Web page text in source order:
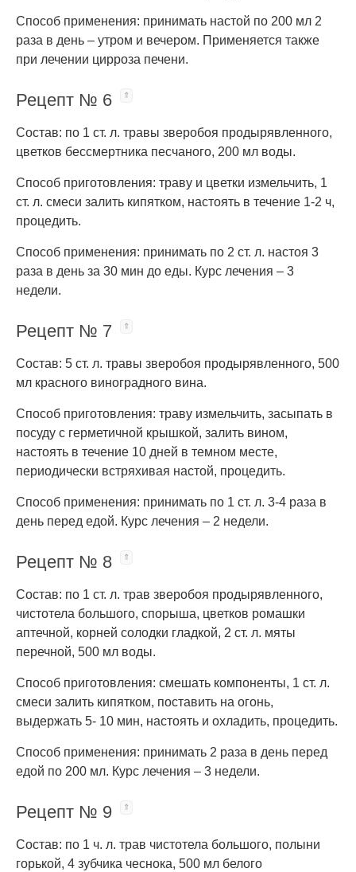
Способ применения: принимать настой по 200 мл 2
раза в день – утром и вечером. Применяется также
при лечении цирроза печени.
Рецепт № 6
Состав: по 1 ст. л. травы зверобоя продырявленного,
цветков бессмертника песчаного, 200 мл воды.
Способ приготовления: траву и цветки измельчить, 1
ст. л. смеси залить кипятком, настоять в течение 1-2 ч,
процедить.
Способ применения: принимать по 2 ст. л. настоя 3
раза в день за 30 мин до еды. Курс лечения – 3
недели.
Рецепт № 7
Состав: 5 ст. л. травы зверобоя продырявленного, 500
мл красного виноградного вина.
Способ приготовления: траву измельчить, засыпать в
посуду с герметичной крышкой, залить вином,
настоять в течение 10 дней в темном месте,
периодически встряхивая настой, процедить.
Способ применения: принимать по 1 ст. л. 3-4 раза в
день перед едой. Курс лечения – 2 недели.
Рецепт № 8
Состав: по 1 ст. л. трав зверобоя продырявленного,
чистотела большого, спорыша, цветков ромашки
аптечной, корней солодки гладкой, 2 ст. л. мяты
перечной, 500 мл воды.
Способ приготовления: смешать компоненты, 1 ст. л.
смеси залить кипятком, поставить на огонь,
выдержать 5- 10 мин, настоять и охладить, процедить.
Способ применения: принимать 2 раза в день перед
едой по 200 мл. Курс лечения – 3 недели.
Рецепт № 9
Состав: по 1 ч. л. трав чистотела большого, полыни
горькой, 4 зубчика чеснока, 500 мл белого